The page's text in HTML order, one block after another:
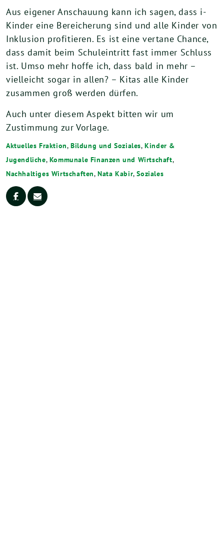
Aus eigener Anschauung kann ich sagen, dass i-
Kinder eine Bereicherung sind und alle Kinder von
Inklusion profitieren. Es ist eine vertane Chance,
dass damit beim Schuleintritt fast immer Schluss
ist. Umso mehr hoffe ich, dass bald in mehr –
vielleicht sogar in allen? – Kitas alle Kinder
zusammen groß werden dürfen.
Auch unter diesem Aspekt bitten wir um
Zustimmung zur Vorlage.
Aktuelles Fraktion,Bildung und Soziales,Kinder &
Jugendliche, Kommunale Finanzen und Wirtschaft,
Nachhaltiges Wirtschaften,Nata Kabir,Soziales